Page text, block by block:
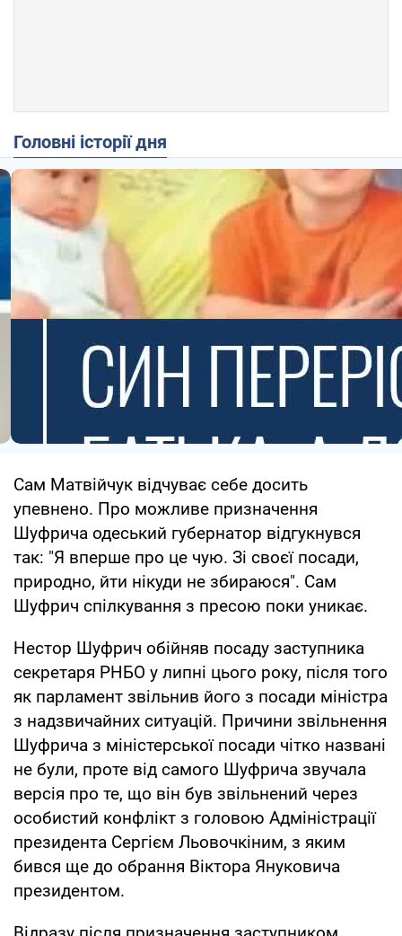
Головні історії дня
Сам Матвійчук відчуває себе досить
упевнено. Про можливе призначення
Шуфрича одеський губернатор відгукнувся
так: "Я вперше про це чую. Зі своєї посади,
природно, йти нікуди не збираюся". Сам
Шуфрич спілкування з пресою поки уникає.
Нестор Шуфрич обійняв посаду заступника
секретаря РНБО у липні цього року, після того
як парламент звільнив його з посади міністра
з надзвичайних ситуацій. Причини звільнення
Шуфрича з міністерської посади чітко названі
не були, проте від самого Шуфрича звучала
версія про те, що він був звільнений через
особистий конфлікт з головою Адміністрації
президента Сергієм Льовочкіним, з яким
бився ще до обрання Віктора Януковича
президентом.